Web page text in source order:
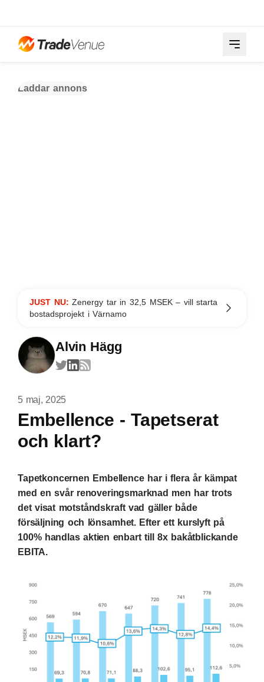
Laddar annons
JUST NU:Zenergy tar in 32,5 MSEK – vill starta
bostadsprojekt i Värnamo
Alvin Hägg
5 maj, 2025
Embellence - Tapetserat
och klart?
Tapetkoncernen Embellence har i flera år kämpat
med en svår renoveringsmarknad men har trots
det visat motståndskraft vad gäller både
försäljning och lönsamhet. Efter ett kurslyft på
100% handlas aktien enbart till 8x bakåtblickande
EBITA.